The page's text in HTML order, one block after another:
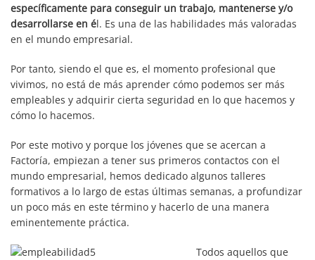
específicamente para conseguir un trabajo, mantenerse y/o
desarrollarse en él. Es una de las habilidades más valoradas
en el mundo empresarial.
Por tanto, siendo el que es, el momento profesional que
vivimos, no está de más aprender cómo podemos ser más
empleables y adquirir cierta seguridad en lo que hacemos y
cómo lo hacemos.
Por este motivo y porque los jóvenes que se acercan a
Factoría, empiezan a tener sus primeros contactos con el
mundo empresarial, hemos dedicado algunos talleres
formativos a lo largo de estas últimas semanas, a profundizar
un poco más en este término y hacerlo de una manera
eminentemente práctica.
Todos aquellos que